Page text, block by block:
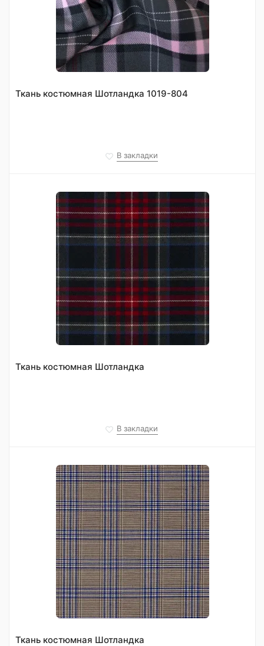
Ткань костюмная Шотландка 1019-804
В закладки
Ткань костюмная Шотландка
В закладки
Ткань костюмная Шотландка